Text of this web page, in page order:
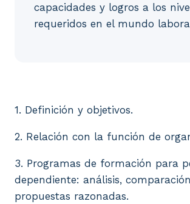
capacidades y logros a los
requeridos en el mundo
1. Definición y objetivos.
2. Relación con la función de
3. Programas de formación para
dependiente: análisis,
propuestas razonadas.